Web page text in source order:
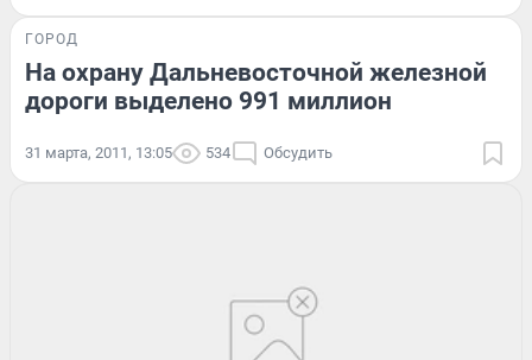
ГОРОД
На охрану Дальневосточной железной
дороги выделено 991 миллион
31 марта, 2011, 13:05 534 Обсудить